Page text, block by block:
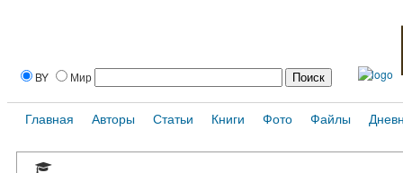
BY Мир
Главная Авторы Статьи Книги Фото Файлы